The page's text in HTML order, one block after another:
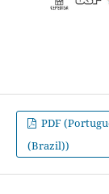
PDF
(Brazil))